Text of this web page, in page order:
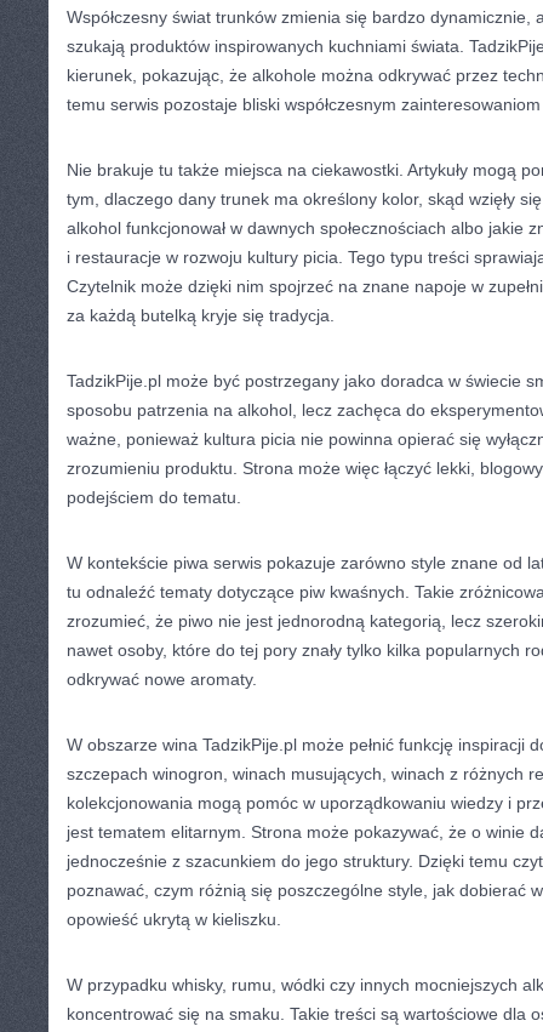
Współczesny świat trunków zmienia się bardzo dynamicznie,
szukają produktów inspirowanych kuchniami świata.
kierunek, pokazując, że alkohole można odkrywać przez
temu serwis pozostaje bliski współczesnym
Nie brakuje tu także miejsca na ciekawostki. Artykuły mogą
tym, dlaczego dany trunek ma określony kolor, skąd wzięły
alkohol funkcjonował w dawnych społecznościach albo jakie
i restauracje w rozwoju kultury picia. Tego typu treści
Czytelnik może dzięki nim spojrzeć na znane napoje w
za każdą butelką kryje się tradycja.
TadzikPije.pl może być postrzegany jako doradca w świecie
sposobu patrzenia na alkohol, lecz zachęca do
ważne, ponieważ kultura picia nie powinna opierać się
zrozumieniu produktu. Strona może więc łączyć lekki,
podejściem do tematu.
W kontekście piwa serwis pokazuje zarówno style znane od
tu odnaleźć tematy dotyczące piw kwaśnych. Takie
zrozumieć, że piwo nie jest jednorodną kategorią, lecz
nawet osoby, które do tej pory znały tylko kilka popularnych
odkrywać nowe aromaty.
W obszarze wina TadzikPije.pl może pełnić funkcję inspiracji
szczepach winogron, winach musujących, winach z różnych
kolekcjonowania mogą pomóc w uporządkowaniu wiedzy i
jest tematem elitarnym. Strona może pokazywać, że o winie
jednocześnie z szacunkiem do jego struktury. Dzięki temu
poznawać, czym różnią się poszczególne style, jak dobierać
opowieść ukrytą w kieliszku.
W przypadku whisky, rumu, wódki czy innych mocniejszych
koncentrować się na smaku. Takie treści są wartościowe dla